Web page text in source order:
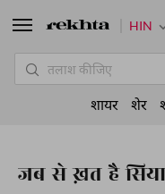
जब से ख़त है
HIN
शायर शेर